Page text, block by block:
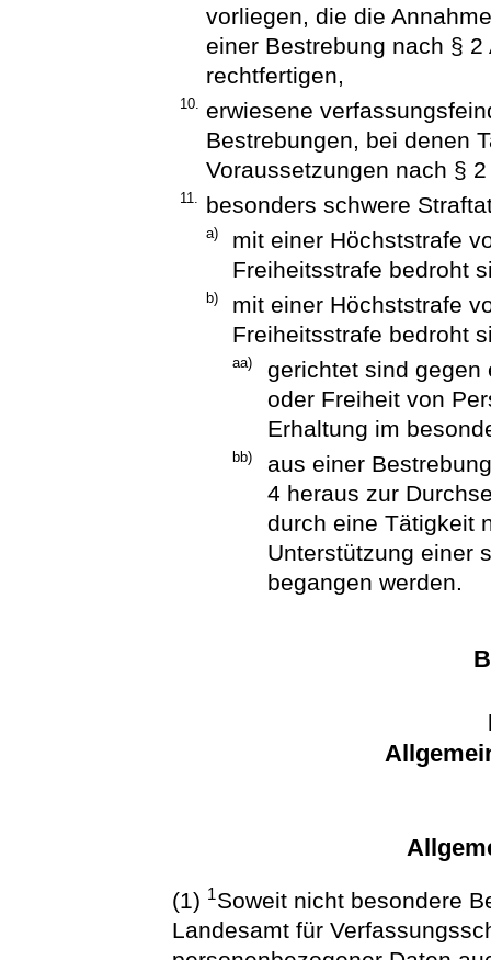
vorliegen, die die
einer Bestrebung nach §
rechtfertigen,
10.
erwiesene
Bestrebungen, bei denen
Voraussetzungen nach §
11. besonders schwere
a)
mit einer Höchststrafe
Freiheitsstrafe bedroht
b)
mit einer Höchststrafe
Freiheitsstrafe bedroht
aa)
gerichtet sind gegen
oder Freiheit von
Erhaltung im
bb)
aus einer
4 heraus zur
durch eine Tätigkeit
Unterstützung einer
begangen werden.
(1) 1Soweit nicht besondere
Landesamt für